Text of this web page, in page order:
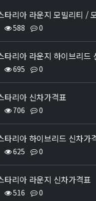
588 0
타리아 라운지 하이브리드
695 0
타리아 신차가격표
706 0
타리아 하이브리드 신차가
625 0
타리아 라운지 신차가격표
516 0